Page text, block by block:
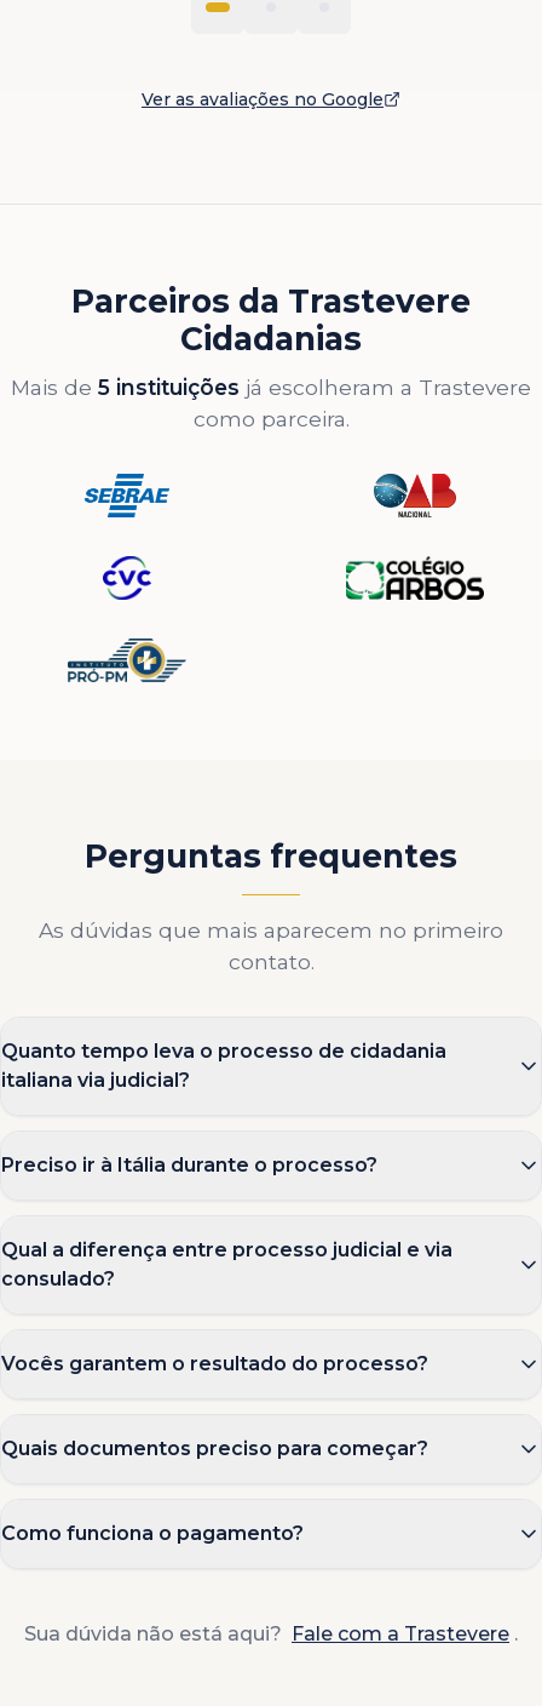
Ver as avaliações no Google
Parceiros da Trastevere
Cidadanias
Mais de 5 instituições já escolheram a Trastevere
como parceira.
Perguntas frequentes
As dúvidas que mais aparecem no primeiro
contato.
Quanto tempo leva o processo de cidadania
italiana via judicial?
Preciso ir à Itália durante o processo?
Qual a diferença entre processo judicial e via
consulado?
Vocês garantem o resultado do processo?
Quais documentos preciso para começar?
Como funciona o pagamento?
Sua dúvida não está aqui? Fale com a Trastevere .